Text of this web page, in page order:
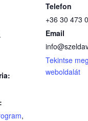
,
Telefon
+36 30 473
Email
Tekintse
weboldalát